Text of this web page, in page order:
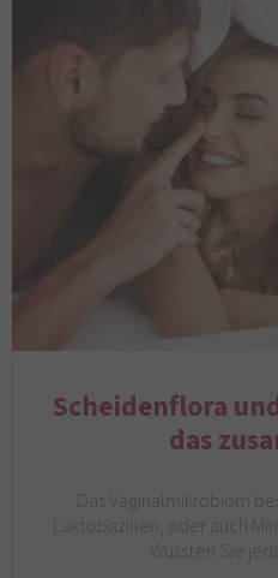
Scheidenflora
das
Das Vaginalmikrobiom
Laktobazillen, oder auch
Wussten Sie